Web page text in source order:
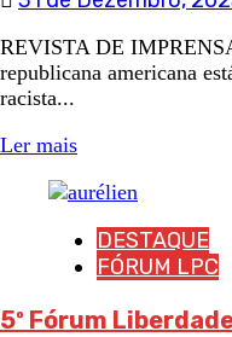
REVISTA DE
republicana americana
racista...
Ler mais
DESTAQUE
FÓRUM LPC
5º Fórum